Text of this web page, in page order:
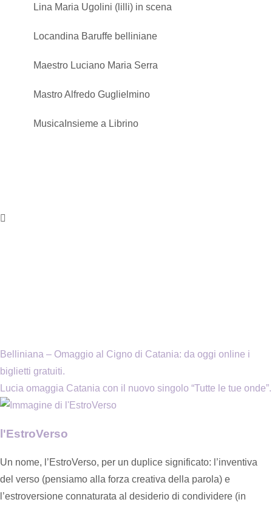
Lina Maria Ugolini (lilli) in scena
Locandina Baruffe belliniane
Maestro Luciano Maria Serra
Mastro Alfredo Guglielmino
MusicaInsieme a Librino
Belliniana – Omaggio al Cigno di Catania: da oggi online i
biglietti gratuiti.
Lucia omaggia Catania con il nuovo singolo “Tutte le tue onde”.
l'EstroVerso
Un nome, l’EstroVerso, per un duplice significato: l’inventiva
del verso (pensiamo alla forza creativa della parola) e
l’estroversione connaturata al desiderio di condividere (in